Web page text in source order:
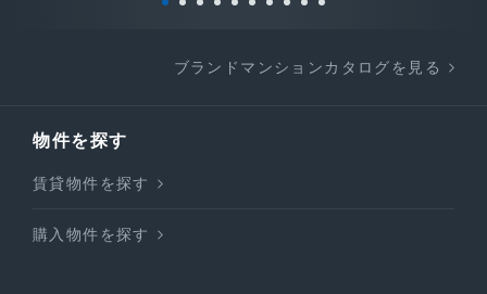
ブランドマンションカタログを見る
物件を探す
賃貸物件を探す
購入物件を探す